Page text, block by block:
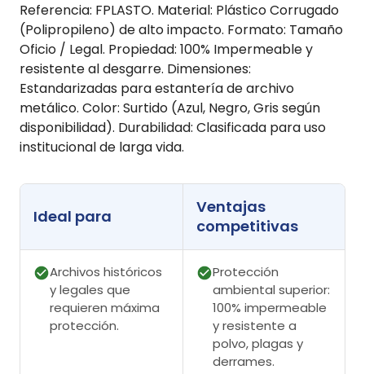
Referencia: FPLASTO. Material: Plástico Corrugado
(Polipropileno) de alto impacto. Formato: Tamaño
Oficio / Legal. Propiedad: 100% Impermeable y
resistente al desgarre. Dimensiones:
Estandarizadas para estantería de archivo
metálico. Color: Surtido (Azul, Negro, Gris según
disponibilidad). Durabilidad: Clasificada para uso
institucional de larga vida.
Ideal para
Ventajas
competitivas
Archivos históricos
y legales que
requieren máxima
protección.
Protección
ambiental superior:
100% impermeable
y resistente a
polvo, plagas y
derrames.